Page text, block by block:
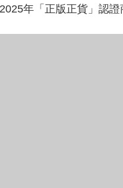
2025年「正版正貨」認證